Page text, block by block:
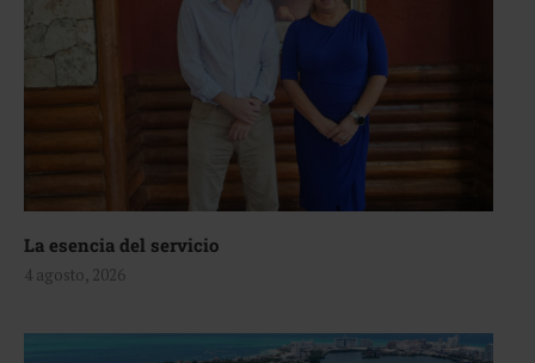
La esencia del servicio
4 agosto, 2026